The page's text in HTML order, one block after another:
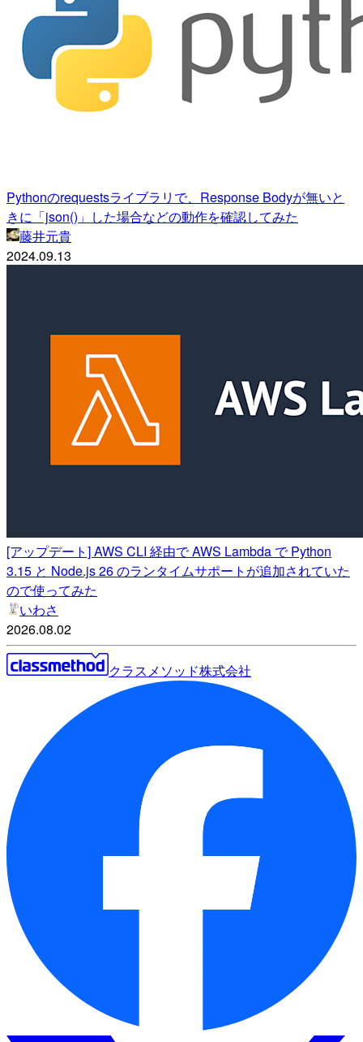
Pythonのrequestsライブラリで、Response Bodyが無いと
きに「json()」した場合などの動作を確認してみた
藤井元貴
2024.09.13
[アップデート] AWS CLI 経由で AWS Lambda で Python
3.15 と Node.js 26 のランタイムサポートが追加されていた
ので使ってみた
いわさ
2026.08.02
クラスメソッド株式会社